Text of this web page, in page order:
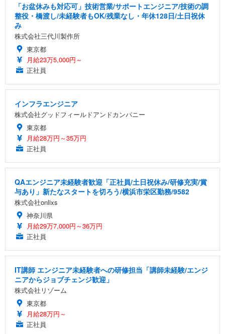
「お盆休みも対応可」技術営業/サポートエンジニア/技術の調
整役・橋渡し/未経験者もOK/残業なし・年休128日/土日祝休
み
株式会社三代川製作所
東京都
月給23万5,000円～
正社員
インフラエンジニア
株式会社グッドフィールドアンドカンパニー
東京都
月給28万円～35万円
正社員
QAエンジニア未経験者歓迎「正社員/土日祝休み/研修充実/賞
与あり」新たなスタートを切ろう/横浜市栄区勤務/9582
株式会社onlixs
神奈川県
月給29万7,000円～36万円
正社員
IT講師 エンジニア未経験者への研修担当「講師未経験/エンジ
ニアからジョブチェンジ歓迎」
株式会社リゾーム
東京都
月給28万円～
正社員